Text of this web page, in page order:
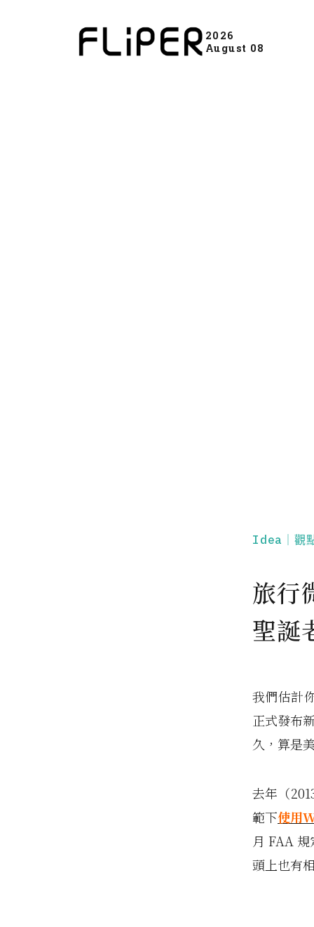
2026
August 08
Idea｜觀
旅行
聖誕
我們估計
正式發布
久，算是
去年（
範下使用
月 FAA
頭上也有